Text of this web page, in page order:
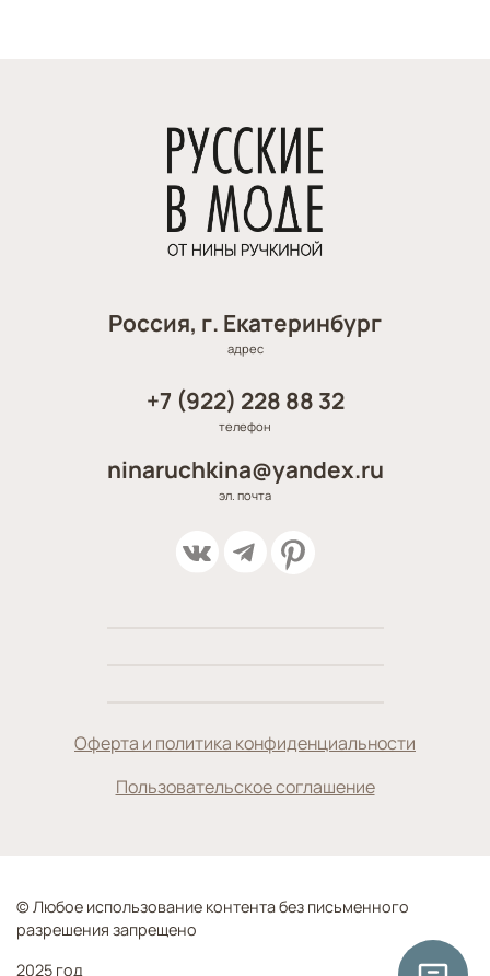
Россия, г. Екатеринбург
адрес
+7 (922) 228 88 32
телефон
ninaruchkina@yandex.ru
эл. почта
Оферта и политика конфиденциальности
Пользовательское соглашение
© Любое использование контента без письменного
разрешения запрещено
2025 год